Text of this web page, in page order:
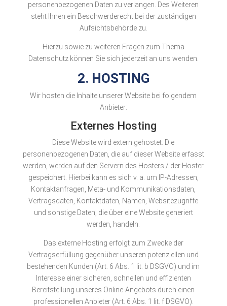
personenbezogenen Daten zu verlangen. Des Weiteren
steht Ihnen ein Beschwerderecht bei der zuständigen
Aufsichtsbehörde zu.
Hierzu sowie zu weiteren Fragen zum Thema
Datenschutz können Sie sich jederzeit an uns wenden.
2. HOSTING
Wir hosten die Inhalte unserer Website bei folgendem
Anbieter:
Externes Hosting
Diese Website wird extern gehostet. Die
personenbezogenen Daten, die auf dieser Website erfasst
werden, werden auf den Servern des Hosters / der Hoster
gespeichert. Hierbei kann es sich v. a. um IP-Adressen,
Kontaktanfragen, Meta- und Kommunikationsdaten,
Vertragsdaten, Kontaktdaten, Namen, Websitezugriffe
und sonstige Daten, die über eine Website generiert
werden, handeln.
Das externe Hosting erfolgt zum Zwecke der
Vertragserfüllung gegenüber unseren potenziellen und
bestehenden Kunden (Art. 6 Abs. 1 lit. b DSGVO) und im
Interesse einer sicheren, schnellen und effizienten
Bereitstellung unseres Online-Angebots durch einen
professionellen Anbieter (Art. 6 Abs. 1 lit. f DSGVO).